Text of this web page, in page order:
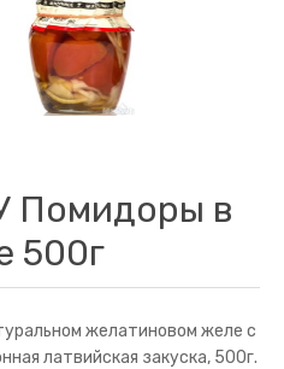
Помидоры в
500г
желатиновом желе с
латвийская закуска, 500г.